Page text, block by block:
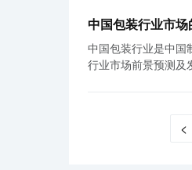
提高纸浆制造的效率
带来了巨大的发展机遇。 4. 全球经济情况：纸浆制造行业是具有国际竞争性的产业。全球经济形势的不稳定性和
可能对该行业的发展带来
的定义是指将木材或
品质量和生产效率。
行业的发展。 其次，包装企业应以环保为导向，积极应对可持续发展的挑战。随着环境问题的日益严峻，消费者对环保包装的需求
也在不断增长。企业
弃物的分类和处理，推动包装循环利用
施，鼓励企业增加
中国包装行业市
中国包装行业是中国
行业市场前景预测及发展趋势预判两个方面进行分
物流包装的需求也将大
展趋势预判。一方
升生产效率和产品
<